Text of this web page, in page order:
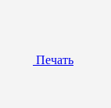
Печать